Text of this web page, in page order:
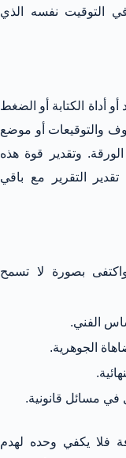
في التوقيت نفسه الذي
أداة الكتابة أو الضغط
والتوقيعات أو موضع
وتقدير قوة هذه
تقدير التقرير مع باقي
بصورة لا تسمح
الفني.
الجوهرية.
في مسائل قانونية.
فلا يكفي وحده لهدم